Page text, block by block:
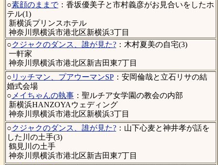
○素顔のままで：香坂優美子と市村義彦がお見合いをしたホ
テル(1)
新横浜プリンスホテル
神奈川県横浜市港北区新横浜3丁目
○クジャクのダンス、誰が見た?：木村夏美の自宅(3)
一軒家
神奈川県横浜市港北区新吉田東7丁目
○ リッチマン、プアウーマンSP：安岡倫哉と立石リサの結
婚式会場
○ メイちゃんの執事：聖ルチア女学園の教会の内部
新横浜HANZOYAウェディング
神奈川県横浜市港北区新横浜3丁目
○クジャクのダンス、誰が見た?：山下心麦と神井孝が話を
した川の土手(3)
鶴見川の土手
神奈川県横浜市港北区新吉田東7丁目